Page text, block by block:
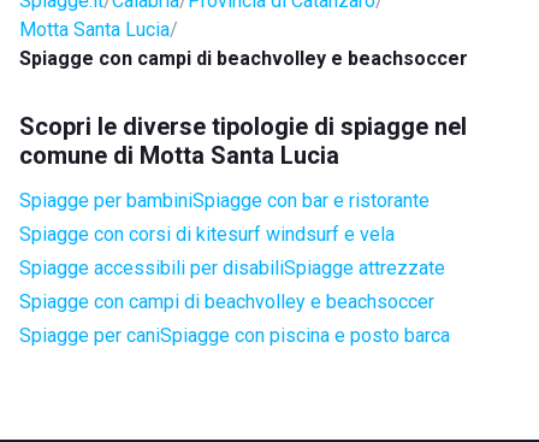
Motta Santa Lucia
Spiagge con campi di beachvolley e beachsoccer
Scopri le diverse tipologie di spiagge nel
comune di Motta Santa Lucia
Spiagge per bambiniSpiagge con bar e ristorante
Spiagge con corsi di kitesurf windsurf e vela
Spiagge accessibili per disabiliSpiagge attrezzate
Spiagge con campi di beachvolley e beachsoccer
Spiagge per caniSpiagge con piscina e posto barca